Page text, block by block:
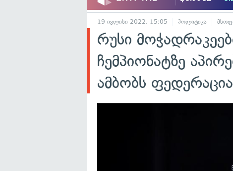
19 ივლისი 2022, 15:05 პოლიტიკა
რუსი
ჩემპიონატზე
ამბობს ფედერაცია